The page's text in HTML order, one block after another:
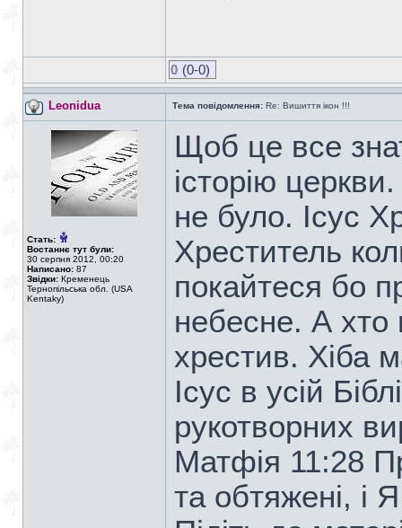
0 (0-0)
Leonidua Тема повідомлення: Re: Вишиття ікон !!!
Стать:
Востаннє тут були:
30 серпня 2012, 00:20
Написано: 87
Звідки: Кременець
Тернопільська обл. (USA
Kentaky)
Щоб це все
історію
не було. Ісус
Хреститель
покайтеся бо
небесне. А хто
хрестив. Хіба
Ісус в усій
рукотворних
Матфія 11:28
та обтяжені, і